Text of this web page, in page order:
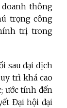
thông
trọng công
trị trong
sau đại dịch
trì khá cao
ước tính đến
Đại hội đại